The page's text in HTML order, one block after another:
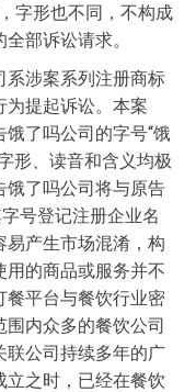
，字形也不同，不构成
部诉讼请求。
系涉案系列注册商标
为提起诉讼。本案
了吗公司的字号“饿
形、读音和含义均极
饿了吗公司将与原告
号登记注册企业名
产生市场混淆，构
用的商品或服务并不
餐平台与餐饮行业密
内众多的餐饮公司
联公司持续多年的广
之时，已经在餐饮